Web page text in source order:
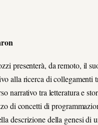
presenterà, da remoto, il
alla ricerca di collegamenti
narrativo tra letteratura e
di concetti di
descrizione della genesi di